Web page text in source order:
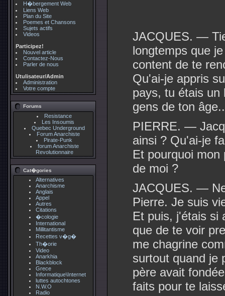
H�bergement Web
Liens Web
Plan du Site
Poemes et Chansons
Sujets actifs
Videos
Participez!
Nouvel article
Contactez-Nous
Parler de nous
Utulisateur/Admin
Administration
Votre compte
Forums
Resistance
Les Insoumis
Quebec Underground
Forum Anarchiste
Pirate-Punk
forum Anarchiste
Revolutionnaire
Cat�gories
Alternatives
Anarchisme
Anglais
Appel
Autres
Citations
�cologie
International
Millitantisme
Recettes v�g�
Th�orie
Video
Anarkhia
Blackblock
Grece
Informatique\Internet
luttes autochtones
N.W.O
Radio
JACQUES. —
longtemps que
content de te
Qu'ai-je appris
pays, tu étais un
gens de ton
PIERRE. —
ainsi ? Qu'ai-je
Et pourquoi
de moi ?
JACQUES. —
Pierre. Je suis
Et puis, j'étais si
que de te voir
me chagrine
surtout quand je
père avait
faits pour te